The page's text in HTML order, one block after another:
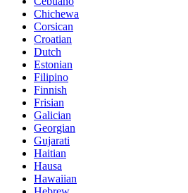
Chichewa
Corsican
Croatian
Dutch
Estonian
Filipino
Finnish
Frisian
Galician
Georgian
Gujarati
Haitian
Hausa
Hawaiian